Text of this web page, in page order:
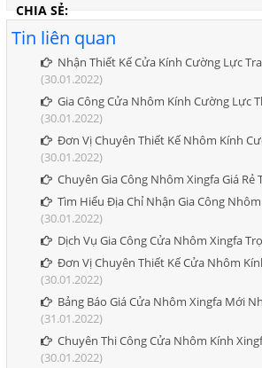
CHIA SẺ:
Tin liên quan
Nhận Thiết Kế Cửa Kính Cường Lực
(30.01.2022)
Gia Công Cửa Nhôm Kính Cường Lực
(30.01.2022)
Đơn Vị Chuyên Thiết Kế Nhôm Kính
(30.01.2022)
Chuyên Gia Công Nhôm Xingfa Giá Rẻ
Tìm Hiểu Địa Chỉ Nhận Gia Công Nhôm
(30.01.2022)
Dịch Vụ Gia Công Cửa Nhôm Xingfa
Đơn Vị Chuyên Thiết Kế Cửa Nhôm
(30.01.2022)
Bảng Báo Giá Cửa Nhôm Xingfa Mới
(31.01.2022)
Chuyên Thi Công Cửa Nhôm Kính
(30.01.2022)